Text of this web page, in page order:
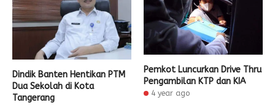
Dindik Banten Hentikan PTM
Dua Sekolah di Kota
Tangerang
Pemkot Luncurkan Drive Thru
Pengambilan KTP dan KIA
4 year ago